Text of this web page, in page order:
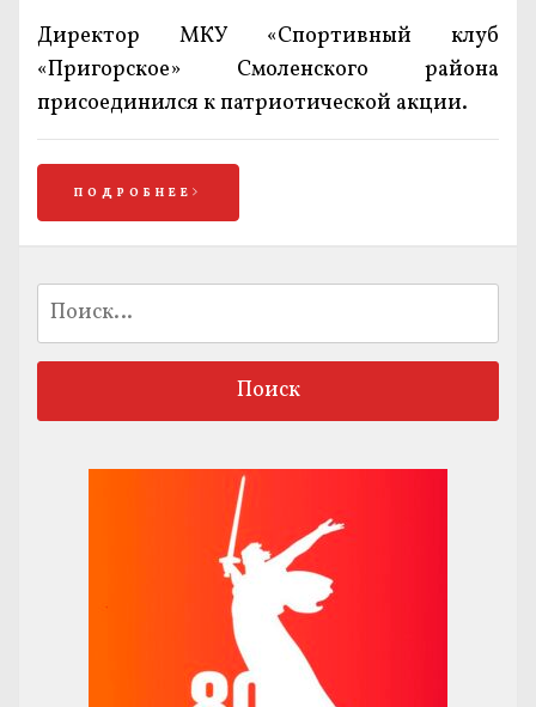
Директор МКУ «Спортивный клуб
«Пригорское» Смоленского района
присоединился к патриотической акции.
ПОДРОБНЕЕ
Найти: